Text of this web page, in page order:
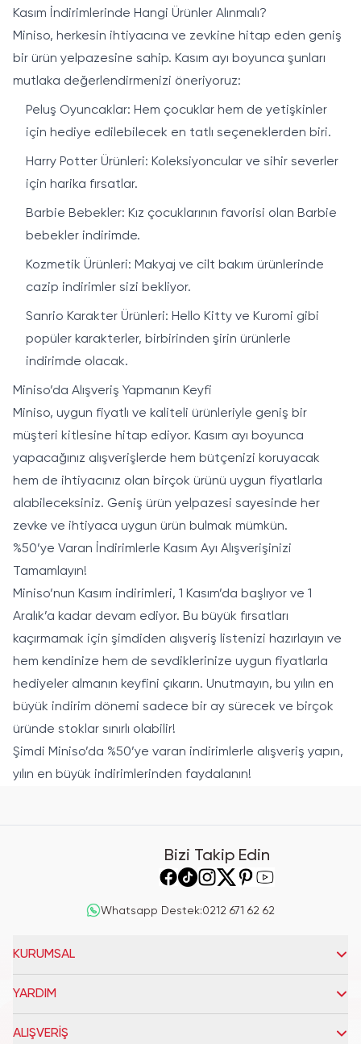
Kasım İndirimlerinde Hangi Ürünler Alınmalı?
Miniso, herkesin ihtiyacına ve zevkine hitap eden geniş
bir ürün yelpazesine sahip. Kasım ayı boyunca şunları
mutlaka değerlendirmenizi öneriyoruz:
Peluş Oyuncaklar: Hem çocuklar hem de yetişkinler
için hediye edilebilecek en tatlı seçeneklerden biri.
Harry Potter Ürünleri: Koleksiyoncular ve sihir severler
için harika fırsatlar.
Barbie Bebekler: Kız çocuklarının favorisi olan Barbie
bebekler indirimde.
Kozmetik Ürünleri: Makyaj ve cilt bakım ürünlerinde
cazip indirimler sizi bekliyor.
Sanrio Karakter Ürünleri: Hello Kitty ve Kuromi gibi
popüler karakterler, birbirinden şirin ürünlerle
indirimde olacak.
Miniso’da Alışveriş Yapmanın Keyfi
Miniso, uygun fiyatlı ve kaliteli ürünleriyle geniş bir
müşteri kitlesine hitap ediyor. Kasım ayı boyunca
yapacağınız alışverişlerde hem bütçenizi koruyacak
hem de ihtiyacınız olan birçok ürünü uygun fiyatlarla
alabileceksiniz. Geniş ürün yelpazesi sayesinde her
zevke ve ihtiyaca uygun ürün bulmak mümkün.
%50’ye Varan İndirimlerle Kasım Ayı Alışverişinizi
Tamamlayın!
Miniso’nun Kasım indirimleri, 1 Kasım’da başlıyor ve 1
Aralık’a kadar devam ediyor. Bu büyük fırsatları
kaçırmamak için şimdiden alışveriş listenizi hazırlayın ve
hem kendinize hem de sevdiklerinize uygun fiyatlarla
hediyeler almanın keyfini çıkarın. Unutmayın, bu yılın en
büyük indirim dönemi sadece bir ay sürecek ve birçok
üründe stoklar sınırlı olabilir!
Şimdi Miniso’da %50’ye varan indirimlerle alışveriş yapın,
yılın en büyük indirimlerinden faydalanın!
Bizi Takip Edin
Whatsapp Destek:0212 671 62 62
KURUMSAL
YARDIM
ALIŞVERİŞ